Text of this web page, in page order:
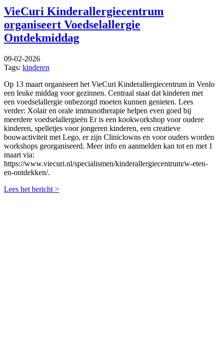
VieCuri Kinderallergiecentrum
organiseert Voedselallergie
Ontdekmiddag
09-02-2026
Tags: kinderen
Op 13 maart organiseert het VieCuri Kinderallergiecentrum in Venlo
een leuke middag voor gezinnen. Centraal staat dat kinderen met
een voedselallergie onbezorgd moeten kunnen genieten. Lees
verder: Xolair en orale immunotherapie helpen even goed bij
meerdere voedselallergieën Er is een kookworkshop voor oudere
kinderen, spelletjes voor jongeren kinderen, een creatieve
bouwactiviteit met Lego, er zijn Cliniclowns en voor ouders worden
workshops georganiseerd. Meer info en aanmelden kan tot en met 1
maart via:
https://www.viecuri.nl/specialismen/kinderallergiecentrum/w-eten-
en-ontdekken/.
Lees het bericht >